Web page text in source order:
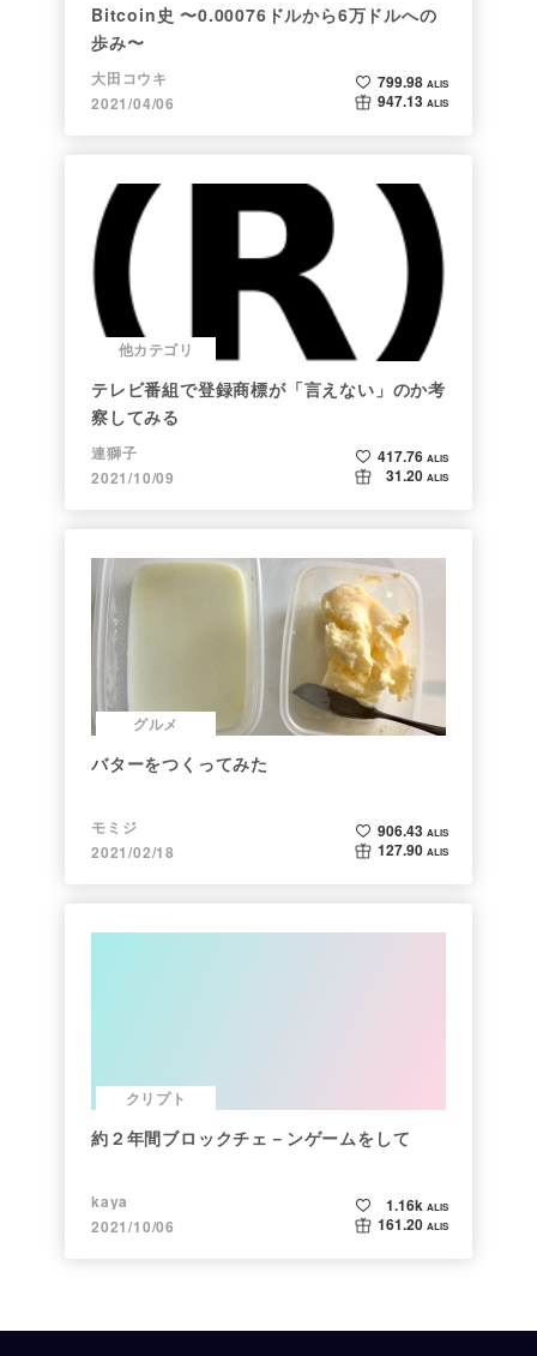
Bitcoin史 〜0.00076ドルから6万ドルへの
歩み〜
大田コウキ
2021/04/06
799.98 ALIS
947.13 ALIS
他カテゴリ
テレビ番組で登録商標が「言えない」のか考
察してみる
連獅子
2021/10/09
417.76 ALIS
31.20 ALIS
グルメ
バターをつくってみた
モミジ
2021/02/18
906.43 ALIS
127.90 ALIS
クリプト
約２年間ブロックチェ－ンゲームをして
kaya
2021/10/06
1.16k ALIS
161.20 ALIS